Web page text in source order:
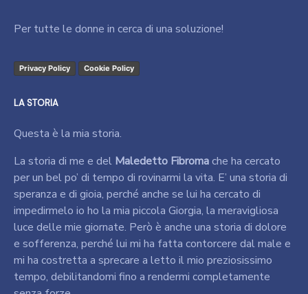
Per tutte le donne in cerca di una soluzione!
Privacy Policy Cookie Policy
LA STORIA
Questa è la mia storia.
La storia di me e del Maledetto Fibromache ha cercato
per un bel po’ di tempo di rovinarmi la vita. E’ una storia di
speranza e di gioia, perché anche se lui ha cercato di
impedirmelo io ho la mia piccola Giorgia, la meravigliosa
luce delle mie giornate. Però è anche una storia di dolore
e sofferenza, perché lui mi ha fatta contorcere dal male e
mi ha costretta a sprecare a letto il mio preziosissimo
tempo, debilitandomi fino a rendermi completamente